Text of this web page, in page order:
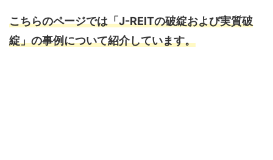
こちらのページでは「J-REITの破綻および実質破
綻」の事例について紹介しています。